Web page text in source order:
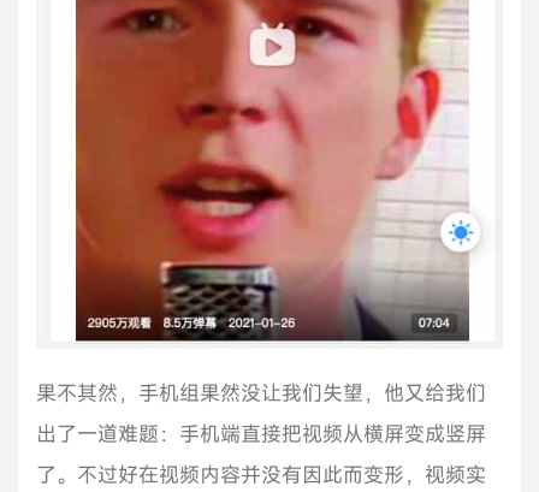
果不其然，手机组果然没让我们失望，他又给我们
出了一道难题：手机端直接把视频从横屏变成竖屏
了。不过好在视频内容并没有因此而变形，视频实